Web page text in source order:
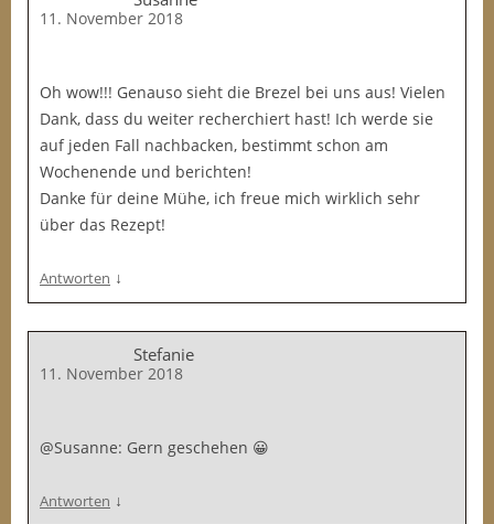
11. November 2018
Oh wow!!! Genauso sieht die Brezel bei uns aus! Vielen
Dank, dass du weiter recherchiert hast! Ich werde sie
auf jeden Fall nachbacken, bestimmt schon am
Wochenende und berichten!
Danke für deine Mühe, ich freue mich wirklich sehr
über das Rezept!
Antworten ↓
Stefanie
11. November 2018
@Susanne: Gern geschehen 😀
Antworten ↓